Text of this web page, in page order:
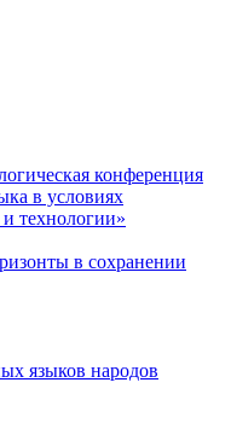
конференция
в условиях
технологии»
в сохранении
языков народов